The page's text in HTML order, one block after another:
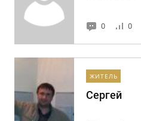
0 0
ЖИТЕЛЬ
Сергей